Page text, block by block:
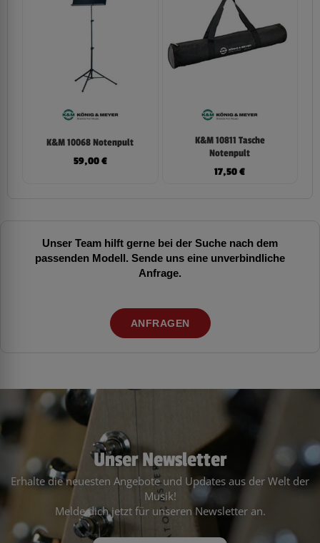
K&M 10068 Notenpult
59,00€
K&M 10811 Tasche
Notenpult
17,50€
Unser Team hilft gerne bei der Suche nach dem
passenden Modell. Sende uns eine unverbindliche
Anfrage.
ANFRAGEN
Unser Newsletter
Erhalte die neuesten Angebote und Updates aus der Welt der
Musik!
Melde dich jetzt für unseren Newsletter an.